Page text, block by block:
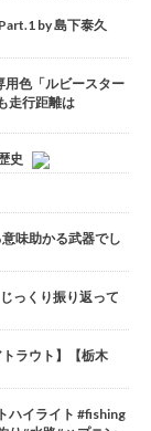
by 島下泰久
用色「ルビースター
走行距離は
史
味助かる武器でし
っくり振り返って
ラウト】【栃木
ハイライト #fishing